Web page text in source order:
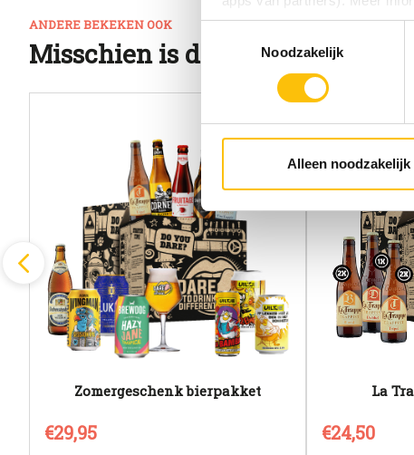
Vind je deze twee
voor functionele en
Noodzakelijk
Alleen noodzakelijk
ANDERE BEKEKEN OOK
Misschien is dit ook wat voor jou
Zomergeschenk bierpakket
€29,95
La
€24,50